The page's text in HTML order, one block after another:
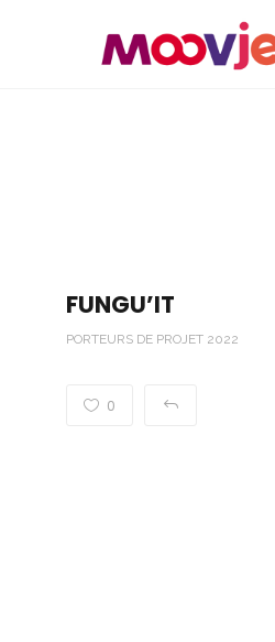
FUNGU’IT
PORTEURS DE PROJET 2022
0